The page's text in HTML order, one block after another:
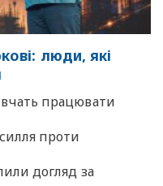
люди, які
працювати
проти
догляд за